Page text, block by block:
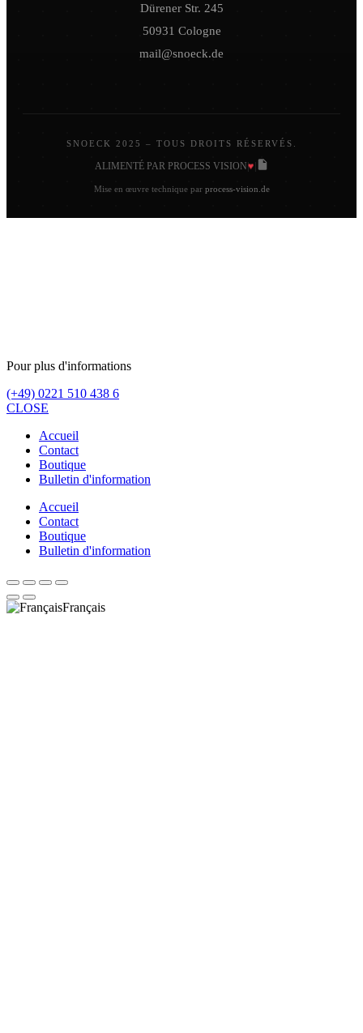
Dürener Str. 245
50931 Cologne
mail@snoeck.de
SNOECK 2025 – TOUS DROITS RÉSERVÉS.
ALIMENTÉ PAR PROCESS VISION|♥|
Mise en œuvre technique par process-vision.de
Pour plus d'informations
(+49) 0221 510 438 6
CLOSE
Accueil
Contact
Boutique
Bulletin d'information
Accueil
Contact
Boutique
Bulletin d'information
Français